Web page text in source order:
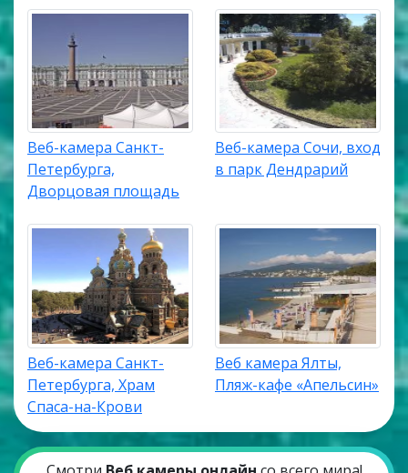
Веб-камера Санкт-
Петербурга,
Дворцовая площадь
Веб-камера Сочи, вход
в парк Дендрарий
Веб-камера Санкт-
Петербурга, Храм
Спаса-на-Крови
Веб камера Ялты,
Пляж-кафе «Апельсин»